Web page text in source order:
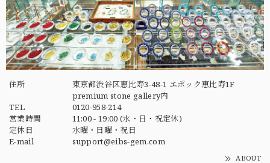
住所
東京都渋谷区恵比寿3-48-1 エポック恵比寿1F
premium stone gallery内
TEL
0120-958-214
営業時間
11:00 - 19:00 (水・日・祝定休)
定休日
水曜・日曜・祝日
E-mail
support@eibs-gem.com
ABOUT